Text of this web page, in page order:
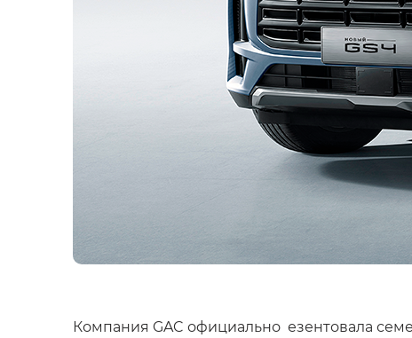
Компания GAC официально езентовала